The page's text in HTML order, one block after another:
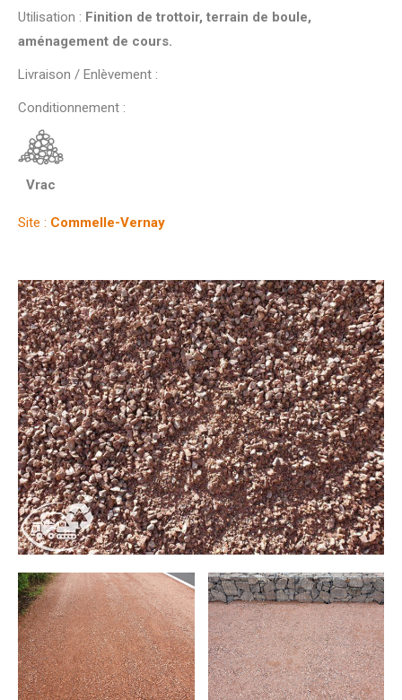
Utilisation : Finition de trottoir, terrain de boule,
aménagement de cours.
Livraison / Enlèvement :
Conditionnement :
Vrac
Site : Commelle-Vernay